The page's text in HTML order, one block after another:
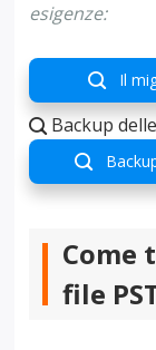
esigenze:
 Il
 Backup

Come
file